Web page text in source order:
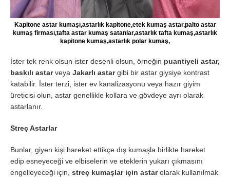
Kapitone astar kumaşı,astarlık kapitone,etek kumaş astar,palto astar
kumaş firması,tafta astar kumaş satanlar,astarlık tafta kumaş,astarlık
kapitone kumaş,astarlık polar kumaş,
İster tek renk olsun ister desenli olsun, örneğin puantiyeli astar,
baskılı astarveya Jakarlı astargibi bir astar giysiye kontrast
katabilir. İster terzi, ister ev kanalizasyonu veya hazır giyim
üreticisi olun, astar genellikle kollara ve gövdeye ayrı olarak
astarlanır.
Streç Astarlar
Bunlar, giyen kişi hareket ettikçe dış kumaşla birlikte hareket
edip esneyeceği ve elbiselerin ve eteklerin yukarı çıkmasını
engelleyeceği için, streç kumaşlar için astarolarak kullanılmak